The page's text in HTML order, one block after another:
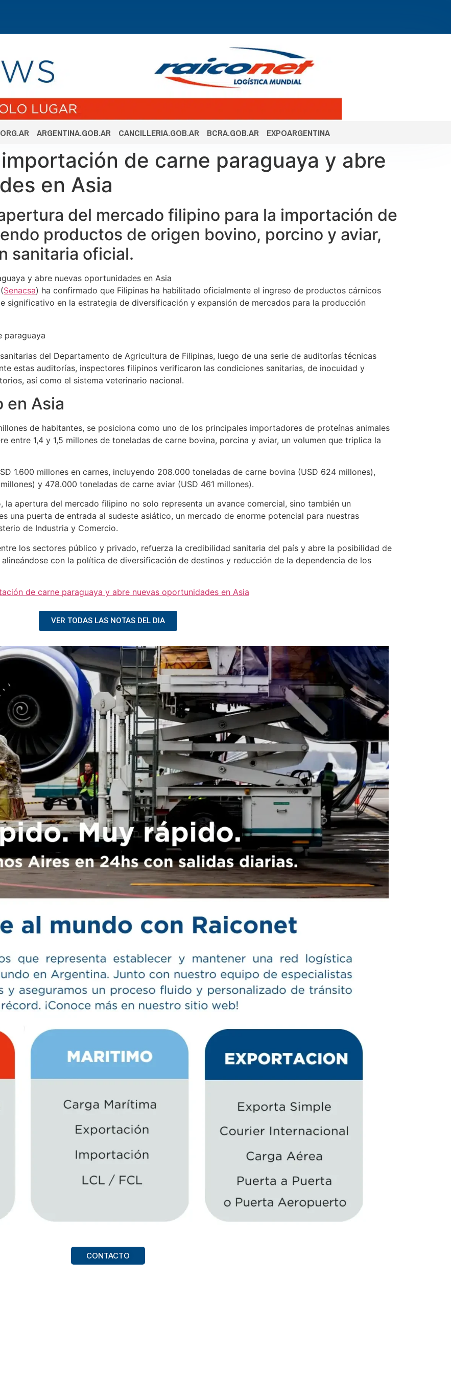
ARGENTINA.GOB.AR CANCILLERIA.GOB.AR BCRA.GOB.AR EXPOARGENTINA
de carne paraguaya y abre
en Asia
del mercado filipino para la importación de
productos de origen bovino, porcino y aviar,
sanitaria oficial.
Senacsa) ha confirmado que Filipinas ha habilitado oficialmente el ingreso de productos cárnicos
significativo en la estrategia de diversificación y expansión de mercados para la producción
del Departamento de Agricultura de Filipinas, luego de una serie de auditorías técnicas
estas auditorías, inspectores filipinos verificaron las condiciones sanitarias, de inocuidad y
así como el sistema veterinario nacional.
en Asia
de habitantes, se posiciona como uno de los principales importadores de proteínas animales
entre 1,4 y 1,5 millones de toneladas de carne bovina, porcina y aviar, un volumen que triplica la
1.600 millones en carnes, incluyendo 208.000 toneladas de carne bovina (USD 624 millones),
y 478.000 toneladas de carne aviar (USD 461 millones).
apertura del mercado filipino no solo representa un avance comercial, sino también un
una puerta de entrada al sudeste asiático, un mercado de enorme potencial para nuestras
de Industria y Comercio.
los sectores público y privado, refuerza la credibilidad sanitaria del país y abre la posibilidad de
con la política de diversificación de destinos y reducción de la dependencia de los
de carne paraguaya y abre nuevas oportunidades en Asia
VER TODAS LAS NOTAS DEL DIA
CONTACTO